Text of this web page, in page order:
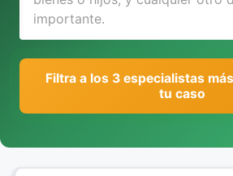
Filtra a los 3 especialistas
tu caso